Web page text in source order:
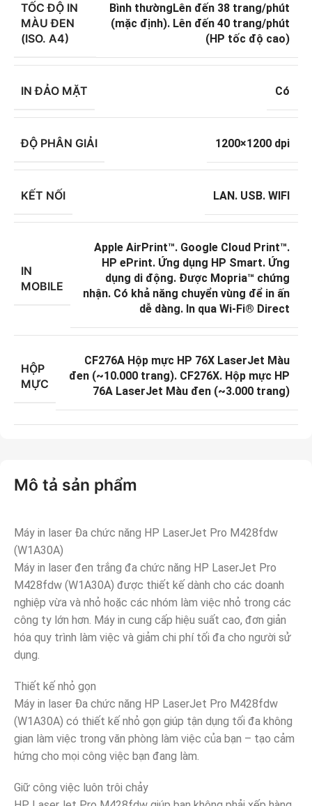
Mô tả sản phẩm
Máy in laser Đa chức năng HP LaserJet Pro M428fdw
(W1A30A)
Máy in laser đen trắng đa chức năng HP LaserJet Pro
M428fdw (W1A30A) được thiết kế dành cho các doanh
nghiệp vừa và nhỏ hoặc các nhóm làm việc nhỏ trong các
công ty lớn hơn. Máy in cung cấp hiệu suất cao, đơn giản
hóa quy trình làm việc và giảm chi phí tối đa cho người sử
dụng.
Thiết kế nhỏ gọn
Máy in laser Đa chức năng HP LaserJet Pro M428fdw
(W1A30A) có thiết kế nhỏ gọn giúp tận dụng tối đa không
gian làm việc trong văn phòng làm việc của bạn – tạo cảm
hứng cho mọi công việc bạn đang làm.
Giữ công việc luôn trôi chảy
TỐC ĐỘ IN
MÀU ĐEN
(ISO. A4)
Bình thườngLên đến 38 trang/phút
(mặc định). Lên đến 40 trang/phút
(HP tốc độ cao)
IN ĐẢO MẶT Có
ĐỘ PHÂN GIẢI 1200×1200 dpi
KẾT NỐI LAN. USB. WIFI
IN
MOBILE
Apple AirPrint™. Google Cloud Print™.
HP ePrint. Ứng dụng HP Smart. Ứng
dụng di động. Được Mopria™ chứng
nhận. Có khả năng chuyển vùng để in ấn
dễ dàng. In qua Wi-Fi® Direct
HỘP
MỰC
CF276A Hộp mực HP 76X LaserJet Màu
đen (~10.000 trang). CF276X. Hộp mực HP
76A LaserJet Màu đen (~3.000 trang)